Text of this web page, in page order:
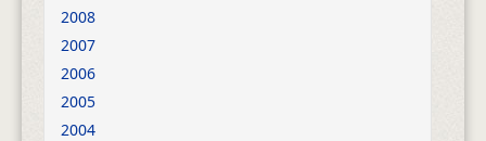
2008
2007
2006
2005
2004